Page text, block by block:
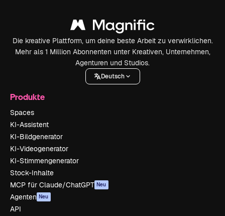
Die kreative Plattform, um deine beste Arbeit zu verwirklichen.
Mehr als 1 Million Abonnenten unter Kreativen, Unternehmen,
Agenturen und Studios.
Deutsch
Produkte
Spaces
KI-Assistent
KI-Bildgenerator
KI-Videogenerator
KI-Stimmengenerator
Stock-Inhalte
MCP für Claude/ChatGPT Neu
Agenten Neu
API